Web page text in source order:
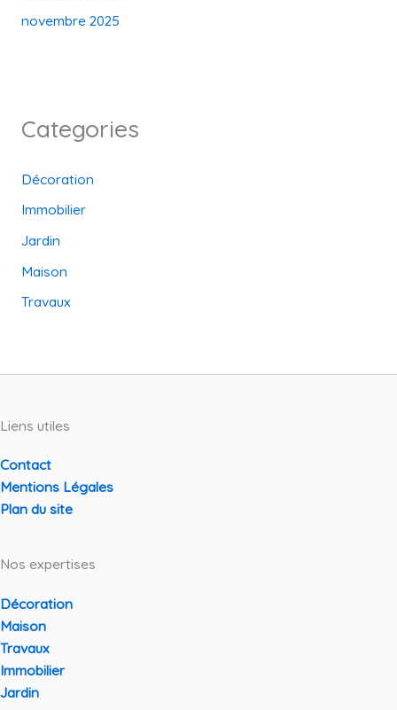
novembre 2025
Categories
Décoration
Immobilier
Jardin
Maison
Travaux
Liens utiles
Contact
Mentions Légales
Plan du site
Nos expertises
Décoration
Maison
Travaux
Immobilier
Jardin